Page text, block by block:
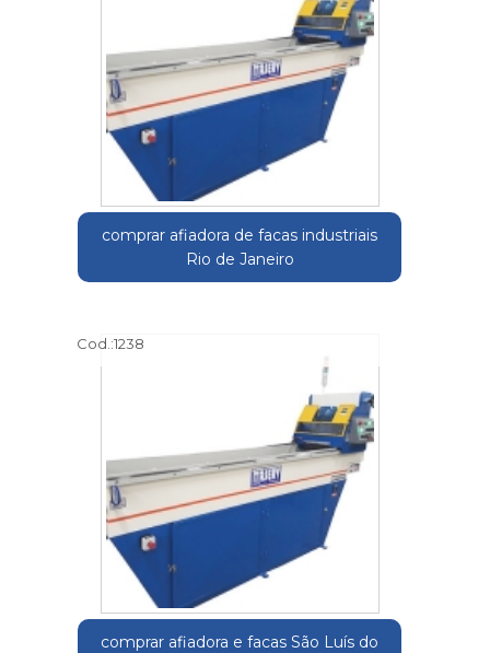
comprar afiadora de facas industriais
Rio de Janeiro
Cod.:1238
comprar afiadora e facas São Luís do